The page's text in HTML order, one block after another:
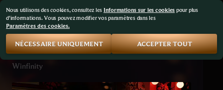
Cabaret Roulette
Winfinity
Nous utilisons des cookies, consultez les Informations sur les cookies pour plus
d'informations. Vous pouvez modifier vos paramètres dans les
Paramètres des cookies.
NÉCESSAIRE UNIQUEMENT ACCEPTER TOUT